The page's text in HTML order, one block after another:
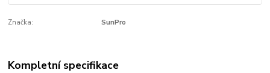
Značka: SunPro
Kompletní specifikace